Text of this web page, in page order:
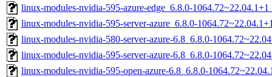
linux-modules-nvidia-595-azure-edge_6.8.0-
linux-modules-nvidia-595-server-azure_6.8.0-
linux-modules-nvidia-580-server-azure-6.8_6.8.0-
linux-modules-nvidia-595-server-azure-6.8_6.8.0-
linux-modules-nvidia-595-open-azure-6.8_6.8.0-